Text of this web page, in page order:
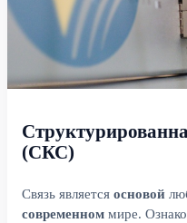
(СКС)
Связь является основой
современном мире.